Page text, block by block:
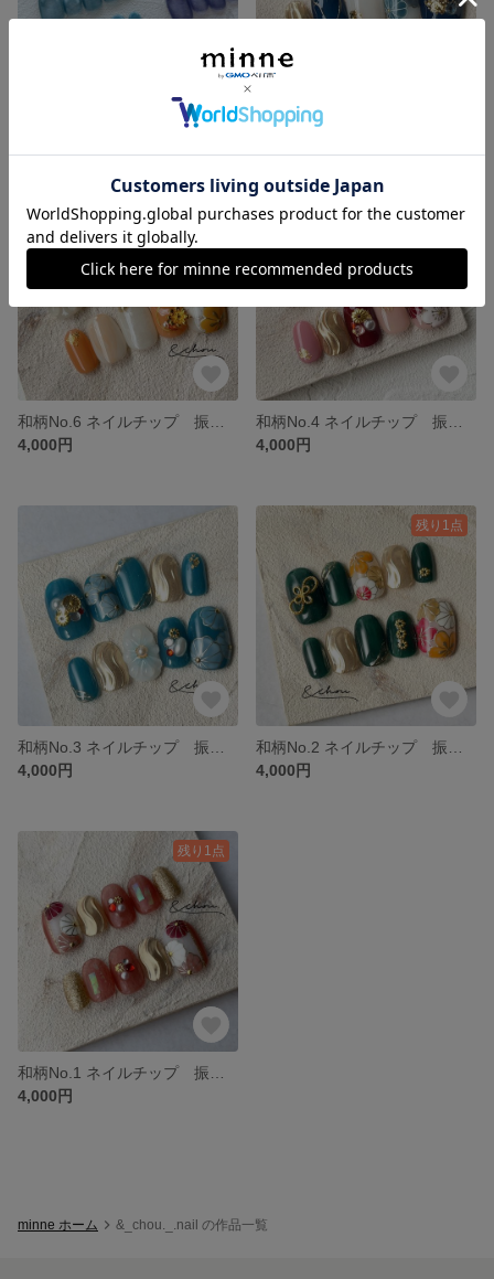
4,000円
4,000円
4,000円
4,000円
残り1点
4,000円
残り1点
4,000円
minne ホーム &_chou._.nail の作品一覧